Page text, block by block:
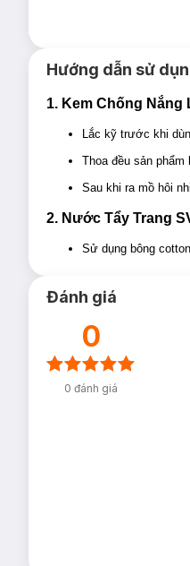
Dung tích:40ml
Thương hiệu:
Xuất xứ thương
Sản xuất tại:Pháp
2. Nước Tẩy
Nước Tẩy Trang SVR
tẩy lớp trang điểm chỉ
làm khô da, giúp làn da
Hướng dẫn sử
1. Kem Chống Nắng
Lắc kỹ trước khi
Thoa đều sản
Sau khi ra mồ hôi
2. Nước Tẩy Trang
Sử dụng bông
Đánh giá
0
0 đánh giá